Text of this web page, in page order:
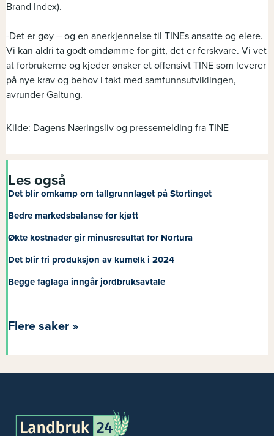
Brand Index).
-Det er gøy – og en anerkjennelse til TINEs ansatte og eiere.
Vi kan aldri ta godt omdømme for gitt, det er ferskvare. Vi vet
at forbrukerne og kjeder ønsker et offensivt TINE som leverer
på nye krav og behov i takt med samfunnsutviklingen,
avrunder Galtung.
Kilde: Dagens Næringsliv og pressemelding fra TINE
Les også
Det blir omkamp om tallgrunnlaget på Stortinget
Bedre markedsbalanse for kjøtt
Økte kostnader gir minusresultat for Nortura
Det blir fri produksjon av kumelk i 2024
Begge faglaga inngår jordbruksavtale
Flere saker »